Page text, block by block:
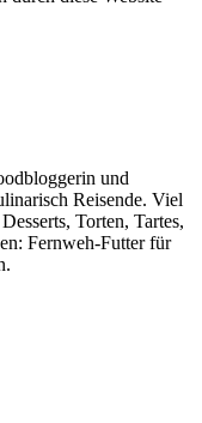
und
Reisende. Viel
Torten, Tartes,
Fernweh-Futter für